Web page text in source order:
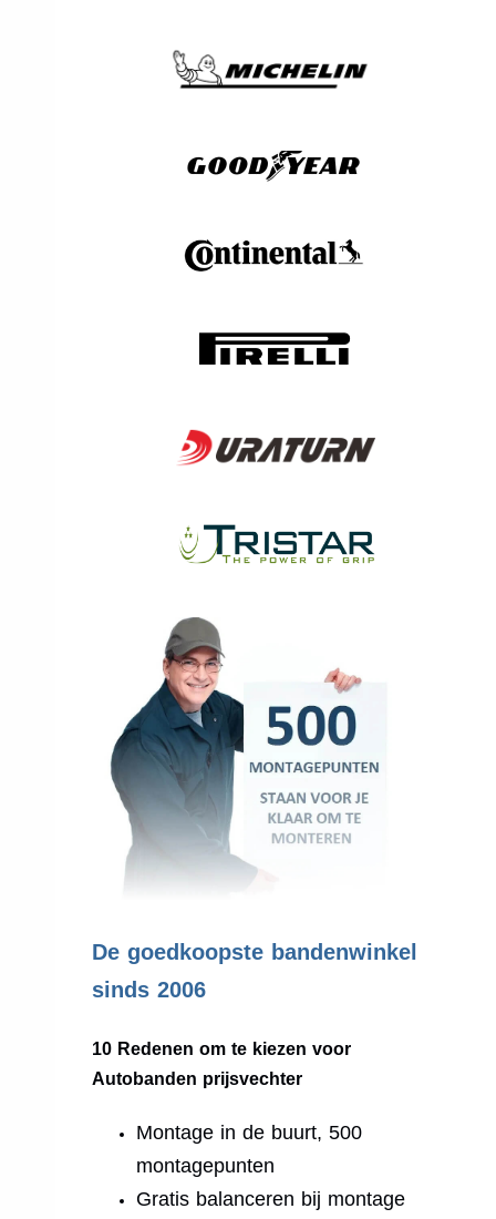
De goedkoopste bandenwinkel
sinds 2006
10 Redenen om te kiezen voor
Autobanden prijsvechter
Montage in de buurt, 500
montagepunten
Gratis balanceren bij montage